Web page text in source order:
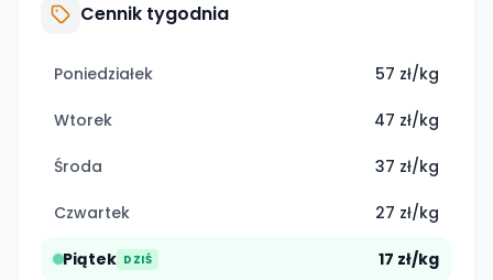
Cennik tygodnia
Poniedziałek 57 zł/kg
Wtorek 47 zł/kg
Środa 37 zł/kg
Czwartek 27 zł/kg
Piątek DZIŚ 17 zł/kg